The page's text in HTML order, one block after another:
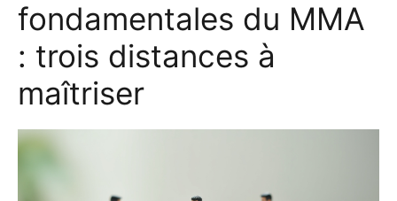
fondamentales du MMA
: trois distances à
maîtriser